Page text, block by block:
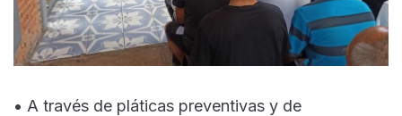
• A través de pláticas preventivas y de